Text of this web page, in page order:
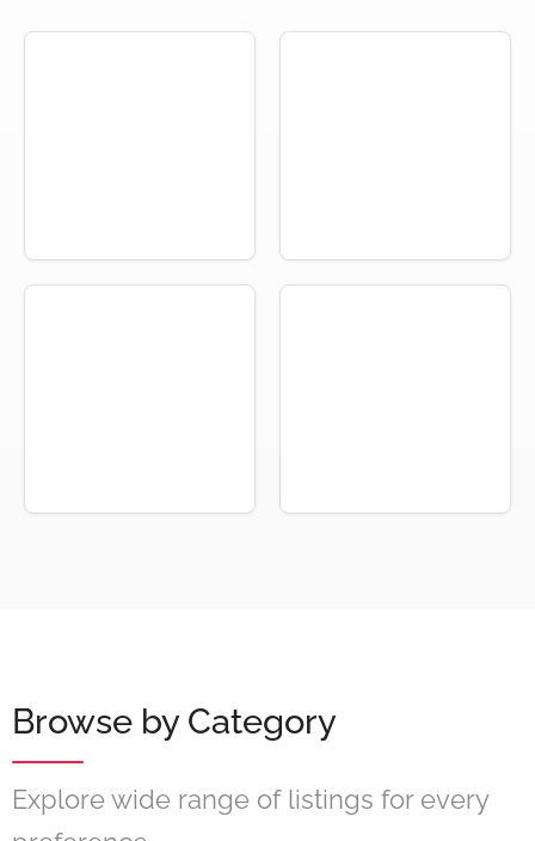
Browse by Category
Explore wide range of listings for every